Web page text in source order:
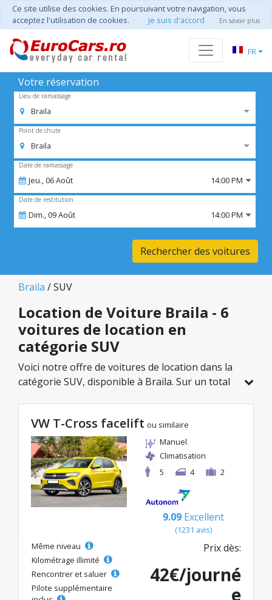
Ce site utilise des cookies. En poursuivant votre navigation, vous
acceptez l'utilisation de cookies.
je suis d'accord En savoir plus
FR
Votre réservation
Lieu de ramassage
Braila
Point de chute
Braila
Date de ramassage
Jeu.,06Août 14:00 PM
Date de restitution
Dim.,09Août 14:00 PM
Rechercher des voitures
Braila / SUV
Location de Voiture Braila - 6
voitures de location en
catégorie SUV
Voici notre offre de voitures de location dans la
catégorie SUV, disponible à Braila. Sur un total
sélectionnée, avec des tarifs avantageux
débutant à seulement 42€/jour.
VW T-Cross facelift ou similaire
Manuel
Climatisation
5
4 2
9.09 Excellent
(1231 avis)
Même niveau
Kilométrage illimité
Rencontrer et saluer
Pilote supplémentaire
Prix dès:
42€/journé
e